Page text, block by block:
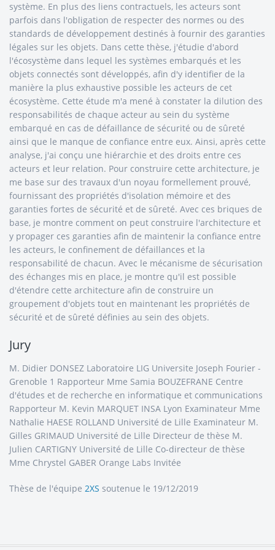
système. En plus des liens contractuels, les acteurs sont
parfois dans l'obligation de respecter des normes ou des
standards de développement destinés à fournir des garanties
légales sur les objets. Dans cette thèse, j'étudie d'abord
l'écosystème dans lequel les systèmes embarqués et les
objets connectés sont développés, afin d'y identifier de la
manière la plus exhaustive possible les acteurs de cet
écosystème. Cette étude m'a mené à constater la dilution des
responsabilités de chaque acteur au sein du système
embarqué en cas de défaillance de sécurité ou de sûreté
ainsi que le manque de confiance entre eux. Ainsi, après cette
analyse, j'ai conçu une hiérarchie et des droits entre ces
acteurs et leur relation. Pour construire cette architecture, je
me base sur des travaux d'un noyau formellement prouvé,
fournissant des propriétés d'isolation mémoire et des
garanties fortes de sécurité et de sûreté. Avec ces briques de
base, je montre comment on peut construire l'architecture et
y propager ces garanties afin de maintenir la confiance entre
les acteurs, le confinement de défaillances et la
responsabilité de chacun. Avec le mécanisme de sécurisation
des échanges mis en place, je montre qu'il est possible
d'étendre cette architecture afin de construire un
groupement d'objets tout en maintenant les propriétés de
sécurité et de sûreté définies au sein des objets.
Jury
M. Didier DONSEZ Laboratoire LIG Universite Joseph Fourier -
Grenoble 1 Rapporteur Mme Samia BOUZEFRANE Centre
d'études et de recherche en informatique et communications
Rapporteur M. Kevin MARQUET INSA Lyon Examinateur Mme
Nathalie HAESE ROLLAND Université de Lille Examinateur M.
Gilles GRIMAUD Université de Lille Directeur de thèse M.
Julien CARTIGNY Université de Lille Co-directeur de thèse
Mme Chrystel GABER Orange Labs Invitée
Thèse de l'équipe 2XS soutenue le 19/12/2019